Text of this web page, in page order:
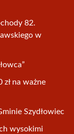
82.
w
na ważne
Szydłowiec
wysokimi